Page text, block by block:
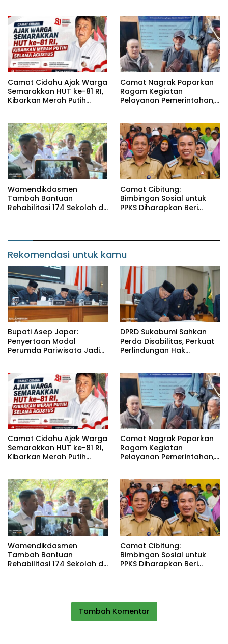
Camat Cidahu Ajak Warga
Semarakkan HUT ke-81 RI,
Kibarkan Merah Putih
Camat Nagrak Paparkan
Ragam Kegiatan
Pelayanan Pemerintahan,
Wamendikdasmen
Tambah Bantuan
Rehabilitasi 174 Sekolah di
Camat Cibitung:
Bimbingan Sosial untuk
PPKS Diharapkan Beri
Rekomendasi untuk kamu
Bupati Asep Japar:
Penyertaan Modal
Perumda Pariwisata Jadi
DPRD Sukabumi Sahkan
Perda Disabilitas, Perkuat
Perlindungan Hak
Camat Cidahu Ajak Warga
Semarakkan HUT ke-81 RI,
Kibarkan Merah Putih
Camat Nagrak Paparkan
Ragam Kegiatan
Pelayanan Pemerintahan,
Wamendikdasmen
Tambah Bantuan
Rehabilitasi 174 Sekolah di
Camat Cibitung:
Bimbingan Sosial untuk
PPKS Diharapkan Beri
Tambah Komentar